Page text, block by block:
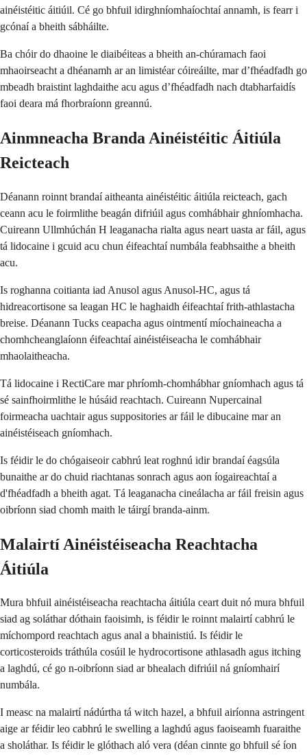
ainéistéitic áitiúil. Cé go bhfuil idirghníomhaíochtaí annamh, is fearr i
gcónaí a bheith sábháilte.
Ba chóir do dhaoine le diaibéiteas a bheith an-chúramach faoi
mhaoirseacht a dhéanamh ar an limistéar cóireáilte, mar d’fhéadfadh go
mbeadh braistint laghdaithe acu agus d’fhéadfadh nach dtabharfaidís
faoi deara má fhorbraíonn greannú.
Ainmneacha Branda Ainéistéitic Áitiúla
Reicteach
Déanann roinnt brandaí aitheanta ainéistéitic áitiúla reicteach, gach
ceann acu le foirmlithe beagán difriúil agus comhábhair ghníomhacha.
Cuireann Ullmhúchán H leaganacha rialta agus neart uasta ar fáil, agus
tá lidocaine i gcuid acu chun éifeachtaí numbála feabhsaithe a bheith
acu.
Is roghanna coitianta iad Anusol agus Anusol-HC, agus tá
hidreacortisone sa leagan HC le haghaidh éifeachtaí frith-athlastacha
breise. Déanann Tucks ceapacha agus ointmentí míochaineacha a
chomhcheanglaíonn éifeachtaí ainéistéiseacha le comhábhair
mhaolaitheacha.
Tá lidocaine i RectiCare mar phríomh-chomhábhar gníomhach agus tá
sé sainfhoirmlithe le húsáid reachtach. Cuireann Nupercainal
foirmeacha uachtair agus suppositories ar fáil le dibucaine mar an
ainéistéiseach gníomhach.
Is féidir le do chógaiseoir cabhrú leat roghnú idir brandaí éagsúla
bunaithe ar do chuid riachtanas sonrach agus aon íogaireachtaí a
d'fhéadfadh a bheith agat. Tá leaganacha cineálacha ar fáil freisin agus
oibríonn siad chomh maith le táirgí branda-ainm.
Malairtí Ainéistéiseacha Reachtacha
Áitiúla
Mura bhfuil ainéistéiseacha reachtacha áitiúla ceart duit nó mura bhfuil
siad ag soláthar dóthain faoisimh, is féidir le roinnt malairtí cabhrú le
míchompord reachtach agus anal a bhainistiú. Is féidir le
corticosteroids tráthúla cosúil le hydrocortisone athlasadh agus itching
a laghdú, cé go n-oibríonn siad ar bhealach difriúil ná gníomhairí
numbála.
I measc na malairtí nádúrtha tá witch hazel, a bhfuil airíonna astringent
aige ar féidir leo cabhrú le swelling a laghdú agus faoiseamh fuaraithe
a sholáthar. Is féidir le glóthach aló vera (déan cinnte go bhfuil sé íon